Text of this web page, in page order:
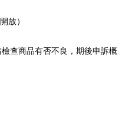
放）
查商品有否不良，期後申訴概